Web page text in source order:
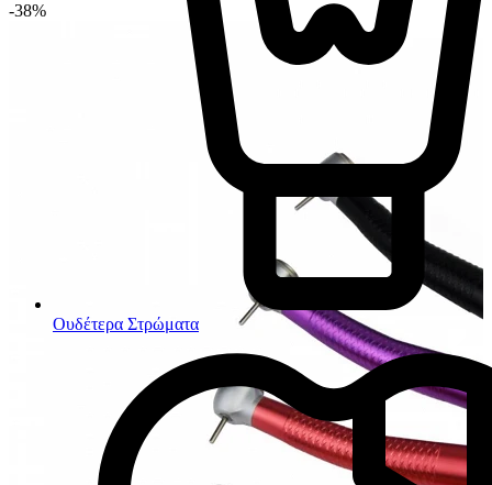
Ουδέτερα Στρώματα
-38%